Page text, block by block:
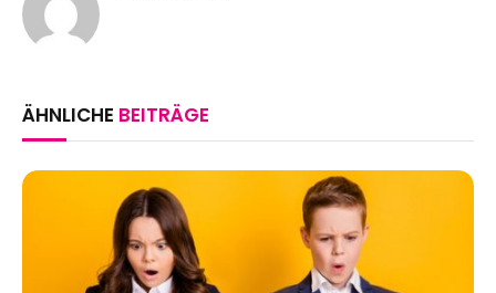
ÄHNLICHE BEITRÄGE